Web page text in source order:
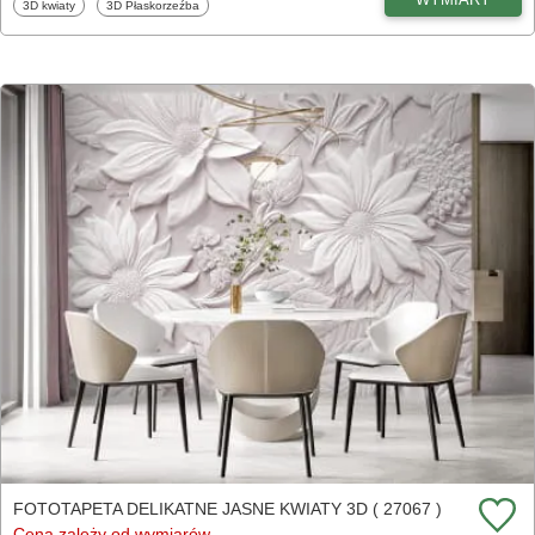
Fototapety
3D kwiaty Fototapety
3D Płaskorzeźba
FOTOTAPETA DELIKATNE JASNE KWIATY 3D ( 27067 )